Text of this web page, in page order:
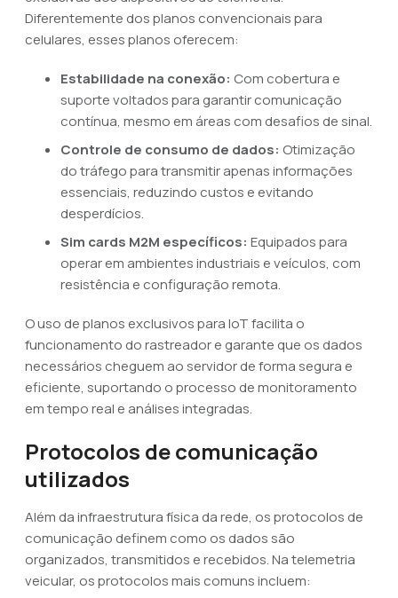
Diferentemente dos planos convencionais para
celulares, esses planos oferecem:
Estabilidade na conexão: Com cobertura e
suporte voltados para garantir comunicação
contínua, mesmo em áreas com desafios de sinal.
Controle de consumo de dados: Otimização
do tráfego para transmitir apenas informações
essenciais, reduzindo custos e evitando
desperdícios.
Sim cards M2M específicos: Equipados para
operar em ambientes industriais e veículos, com
resistência e configuração remota.
O uso de planos exclusivos para IoT facilita o
funcionamento do rastreador e garante que os dados
necessários cheguem ao servidor de forma segura e
eficiente, suportando o processo de monitoramento
em tempo real e análises integradas.
Protocolos de comunicação
utilizados
Além da infraestrutura física da rede, os protocolos de
comunicação definem como os dados são
organizados, transmitidos e recebidos. Na telemetria
veicular, os protocolos mais comuns incluem: